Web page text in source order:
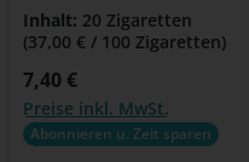
Inhalt: 20 Zigaretten
(37,00 € / 100 Zigaretten)
Regulärer Preis:
7,40 €
Preise inkl. MwSt.
Abonnieren u. Zeit sparen